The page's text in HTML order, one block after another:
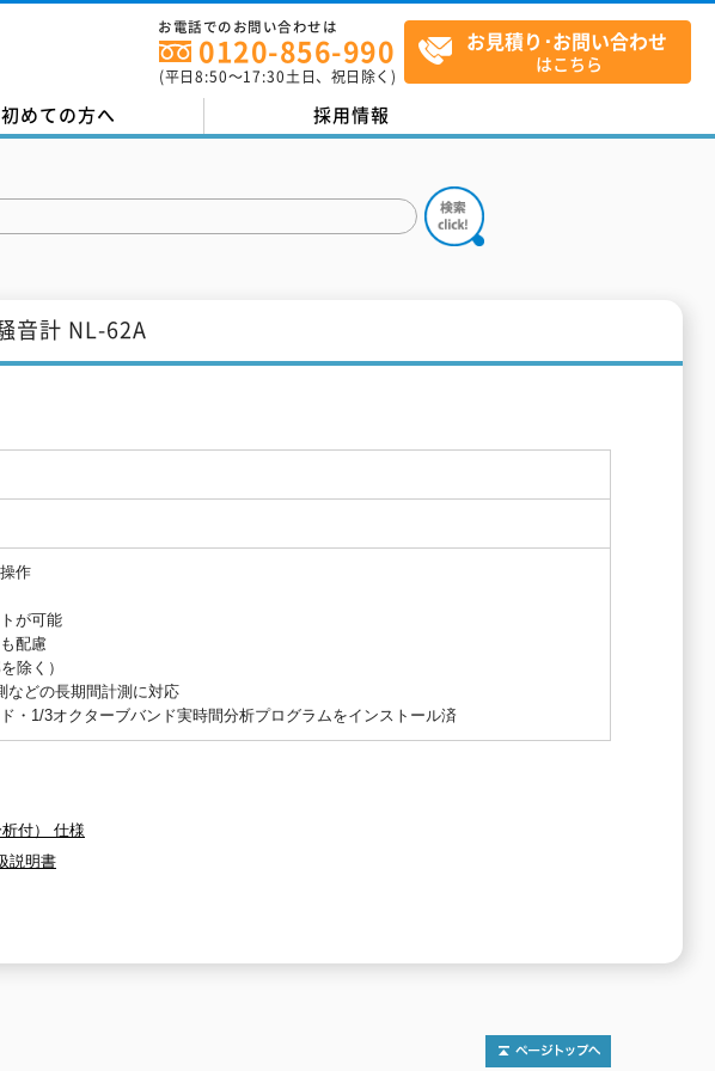
お電話でのお問い合わせは
0120-856-990
(平日8:50～17:30土日、祝日除く)
お見積り･お問い合わせ
はこちら
初めての方へ 採用情報
音計 NL-62A
作
が可能
配慮
除く）
どの長期間計測に対応
・1/3オクターブバンド実時間分析プログラムをインストール済
付） 仕様
説明書